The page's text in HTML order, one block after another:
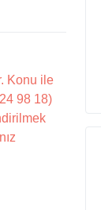
Konu ile
98 18)